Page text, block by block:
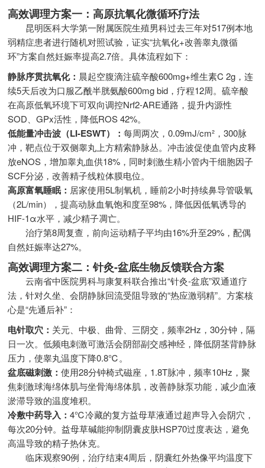
高效调理方案一：高原抗氧化微循环疗法
昆明医科大学第一附属医院生殖男科过去三年对517例本地
弱精症患者进行随机对照试验，证实“抗氧化+改善睾丸微循
环”方案自然妊娠率提高2.7倍。具体流程如下：
静脉序贯抗氧化： 晨起空腹滴注硫辛酸600mg+维生素C 2g，连
续5天后改为口服乙酰半胱氨酸600mg bid，疗程12周。硫辛酸
在高原低氧环境下可双向调控Nrf2-ARE通路，提升内源性
SOD、GPx活性，降低ROS 42%。
低能量冲击波（LI-ESWT）：每周两次，0.09mJ/cm²，300脉
冲，靶点位于双侧睾丸上方精索静脉丛。冲击波促使血管内皮释
放eNOS，增加睾丸血供18%，同时刺激生精小管内干细胞因子
SCF分泌，改善精子线粒体膜电位。
高原富氧睡眠： 居家使用5L制氧机，睡前2小时持续鼻导管吸氧
（2L/min），提高动脉血氧饱和度至98%，降低因低氧诱导的
HIF-1α水平，减少精子凋亡。
治疗第8周复查，前向运动精子平均由16%升至29%，配偶
自然妊娠率达27%。
高效调理方案二：针灸-盆底生物反馈联合方案
云南省中医院男科与康复科联合推出“针灸-盆底”双通道疗
法，针对久坐、会阴静脉回流受阻导致的“热应激弱精”。方案核
心是“先通后补”：
电针取穴： 关元、中极、曲骨、三阴交，频率2Hz，30分钟，隔
日一次。低频电刺激可激活会阴部副交感神经，降低阴茎背静脉
压力，使睾丸温度下降0.8℃。
盆底磁刺激：使用28分钟椅式磁座，1.8T脉冲，频率10Hz，聚
焦刺激球海绵体肌与坐骨海绵体肌，改善静脉泵功能，减少血液
淤滞导致的温度堆积。
冷敷中药导入：4℃冷藏的复方益母草液通过超声导入会阴穴，
每次20分钟。益母草碱能抑制阴囊皮肤HSP70过度表达，避免
高温导致的精子热休克。
临床观察90例，治疗结束4周后，阴囊红外热像平均温度下